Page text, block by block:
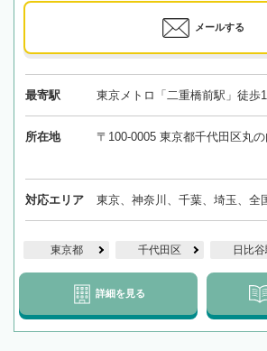
メールする
最寄駅 東京メトロ「二重橋前駅」徒歩
所在地 〒100-0005 東京都千代田区丸
対応エリア 東京、神奈川、千葉、埼玉、全
東京都 千代田区 日比谷
詳細を見る